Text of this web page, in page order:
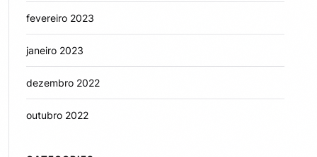
fevereiro 2023
janeiro 2023
dezembro 2022
outubro 2022